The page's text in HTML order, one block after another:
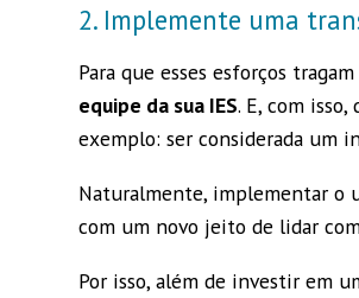
2. Implemente uma
Para que esses esforços
equipe da sua IES. E, com
exemplo: ser considerada um
Naturalmente, implementar o
com um novo jeito de lidar
Por isso, além de investir em